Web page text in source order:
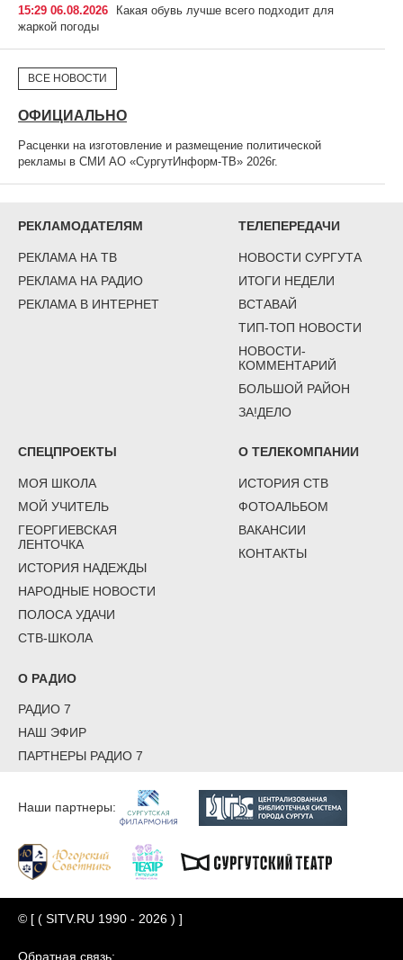
15:29 06.08.2026
Какая обувь лучше всего подходит для
жаркой погоды
ВСЕ НОВОСТИ
ОФИЦИАЛЬНО
Расценки на изготовление и размещение политической
рекламы в СМИ АО «СургутИнформ-ТВ» 2026г.
РЕКЛАМОДАТЕЛЯМ
РЕКЛАМА НА ТВ
РЕКЛАМА НА РАДИО
РЕКЛАМА В ИНТЕРНЕТ
ТЕЛЕПЕРЕДАЧИ
НОВОСТИ СУРГУТА
ИТОГИ НЕДЕЛИ
ВСТАВАЙ
ТИП-ТОП НОВОСТИ
НОВОСТИ-
КОММЕНТАРИЙ
БОЛЬШОЙ РАЙОН
ЗА!ДЕЛО
СПЕЦПРОЕКТЫ
МОЯ ШКОЛА
МОЙ УЧИТЕЛЬ
ГЕОРГИЕВСКАЯ
ЛЕНТОЧКА
ИСТОРИЯ НАДЕЖДЫ
НАРОДНЫЕ НОВОСТИ
ПОЛОСА УДАЧИ
СТВ-ШКОЛА
О ТЕЛЕКОМПАНИИ
ИСТОРИЯ СТВ
ФОТОАЛЬБОМ
ВАКАНСИИ
КОНТАКТЫ
О РАДИО
РАДИО 7
НАШ ЭФИР
ПАРТНЕРЫ РАДИО 7
Наши партнеры:
© [ ( SITV.RU 1990 - 2026 ) ]
Обратная связь: